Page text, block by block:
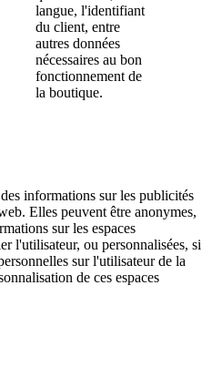
langue, l'identifiant
du client, entre
autres données
nécessaires au bon
fonctionnement de
la boutique.
informations sur les publicités
Elles peuvent être anonymes,
sur les espaces
l'utilisateur, ou personnalisées, si
sur l'utilisateur de la
de ces espaces